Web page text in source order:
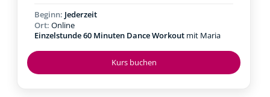
Kurs buchen
Beginn: Jederzeit
Ort: Online
Einzelstunde 60 Minuten Dance Workout mit Maria